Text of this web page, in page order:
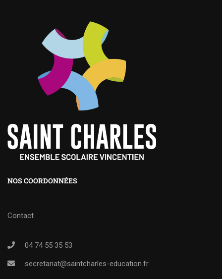
NOS COORDONNÉES
Contact
04 74 55 35 53
secretariat@saintcharles-education.fr